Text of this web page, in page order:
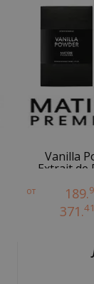
Vanilla
Extrait de
от 189.
371.41